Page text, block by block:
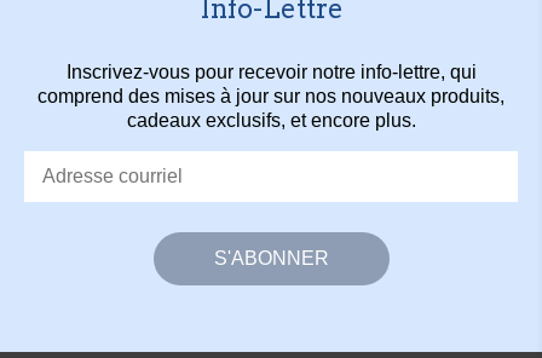
Info-Lettre
Inscrivez-vous pour recevoir notre info-lettre, qui
comprend des mises à jour sur nos nouveaux produits,
cadeaux exclusifs, et encore plus.